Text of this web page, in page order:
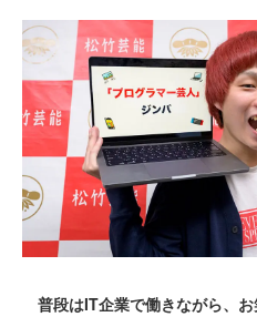
普段はIT企業で働きながら、